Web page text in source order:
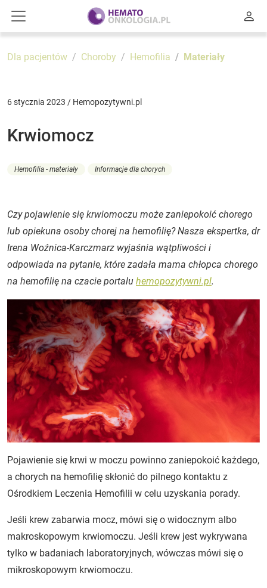
Dla pacjentów Choroby Hemofilia Materiały
6 stycznia 2023 / Hemopozytywni.pl
Krwiomocz
Hemofilia - materiały Informacje dla chorych
Czy pojawienie się krwiomoczu może zaniepokoić chorego
lub opiekuna osoby chorej na hemofilię? Nasza ekspertka, dr
Irena Woźnica-Karczmarz wyjaśnia wątpliwości i
odpowiada na pytanie, które zadała mama chłopca chorego
na hemofilię na czacie portalu hemopozytywni.pl.
Pojawienie się krwi w moczu powinno zaniepokoić każdego,
a chorych na hemofilię skłonić do pilnego kontaktu z
Ośrodkiem Leczenia Hemofilii w celu uzyskania porady.
Jeśli krew zabarwia mocz, mówi się o widocznym albo
makroskopowym krwiomoczu. Jeśli krew jest wykrywana
tylko w badaniach laboratoryjnych, wówczas mówi się o
mikroskopowym krwiomoczu.